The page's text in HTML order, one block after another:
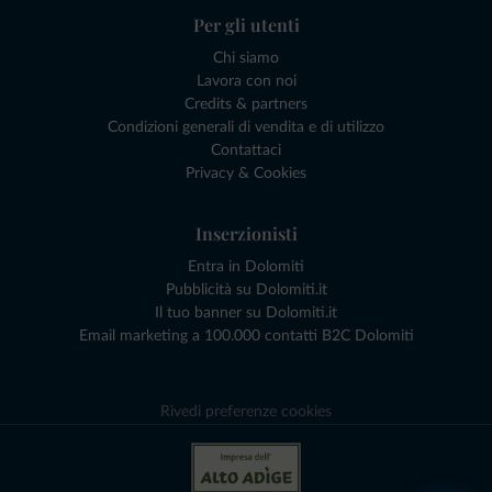
Per gli utenti
Chi siamo
Lavora con noi
Credits & partners
Condizioni generali di vendita e di utilizzo
Contattaci
Privacy & Cookies
Inserzionisti
Entra in Dolomiti
Pubblicità su Dolomiti.it
Il tuo banner su Dolomiti.it
Email marketing a 100.000 contatti B2C Dolomiti
Rivedi preferenze cookies